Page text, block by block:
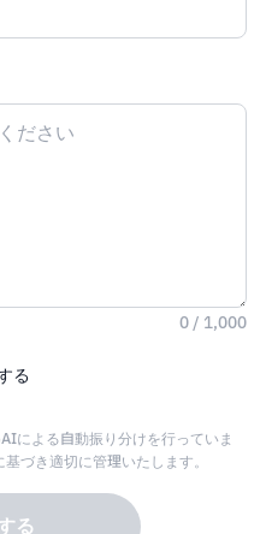
0 / 1,000
る
による自動振り分けを行っていま
基づき適切に管理いたします。
る